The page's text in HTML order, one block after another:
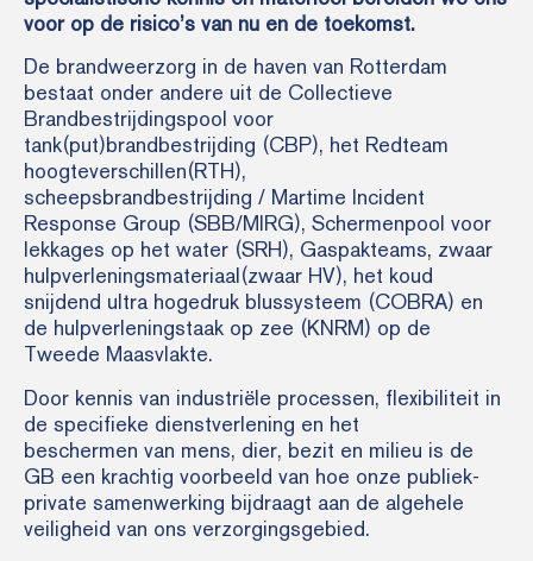
voor op de risico’s van nu en de toekomst.
De brandweerzorg in de haven van Rotterdam
bestaat onder andere uit de Collectieve
Brandbestrijdingspool voor
tank(put)brandbestrijding (CBP), het Redteam
hoogteverschillen(RTH),
scheepsbrandbestrijding / Martime Incident
Response Group (SBB/MIRG), Schermenpool voor
lekkages op het water (SRH), Gaspakteams, zwaar
hulpverleningsmateriaal(zwaar HV), het koud
snijdend ultra hogedruk blussysteem (COBRA) en
de hulpverleningstaak op zee (KNRM) op de
Tweede Maasvlakte.
Door kennis van industriële processen, flexibiliteit in
de specifieke dienstverlening en het
beschermen van mens, dier, bezit en milieu is de
GB een krachtig voorbeeld van hoe onze publiek-
private samenwerking bijdraagt aan de algehele
veiligheid van ons verzorgingsgebied.